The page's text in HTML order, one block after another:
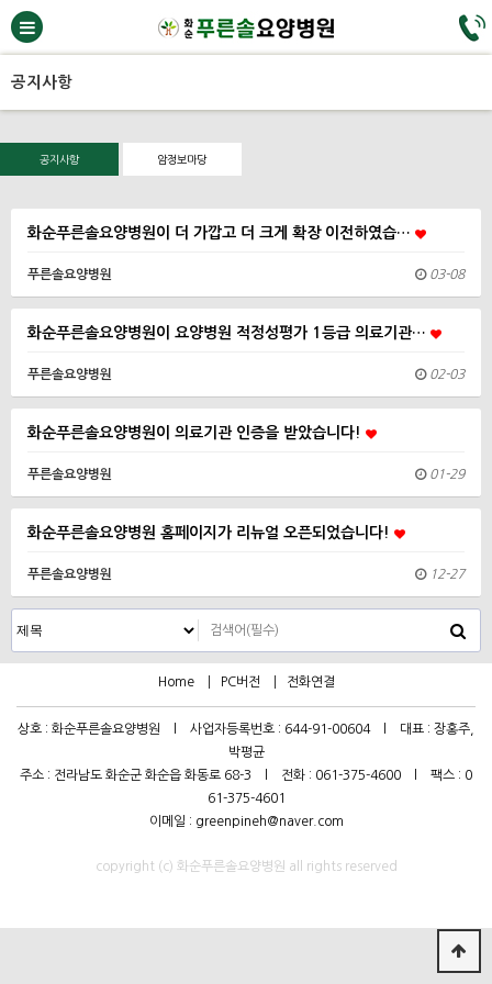
공지사항
공지사항 암정보마당
화순푸른솔요양병원이 더 가깝고 더 크게 확장 이전하였습…
푸른솔요양병원 03-08
화순푸른솔요양병원이 요양병원 적정성평가 1등급 의료기관…
푸른솔요양병원 02-03
화순푸른솔요양병원이 의료기관 인증을 받았습니다!
푸른솔요양병원 01-29
화순푸른솔요양병원 홈페이지가 리뉴얼 오픈되었습니다!
푸른솔요양병원 12-27
Home PC버전 전화연결
상호 : 화순푸른솔요양병원 l 사업자등록번호 : 644-91-00604 l 대표 : 장홍주,
박평균
주소 : 전라남도 화순군 화순읍 화동로 68-3 l 전화 : 061-375-4600 l 팩스 : 0
61-375-4601
이메일 : greenpineh@naver.com
copyright (c) 화순푸른솔요양병원 all rights reserved